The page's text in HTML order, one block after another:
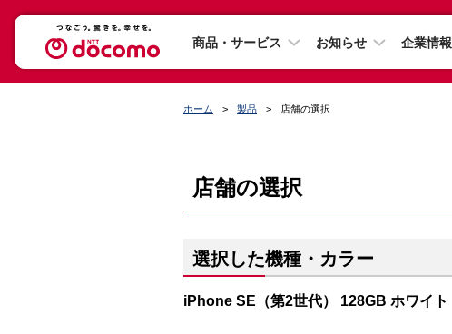
商品・サービス お知らせ 企業情報
ホーム 製品 店舗の選択
店舗の選択
選択した機種・カラー
iPhone SE（第2世代） 128GB ホワイト